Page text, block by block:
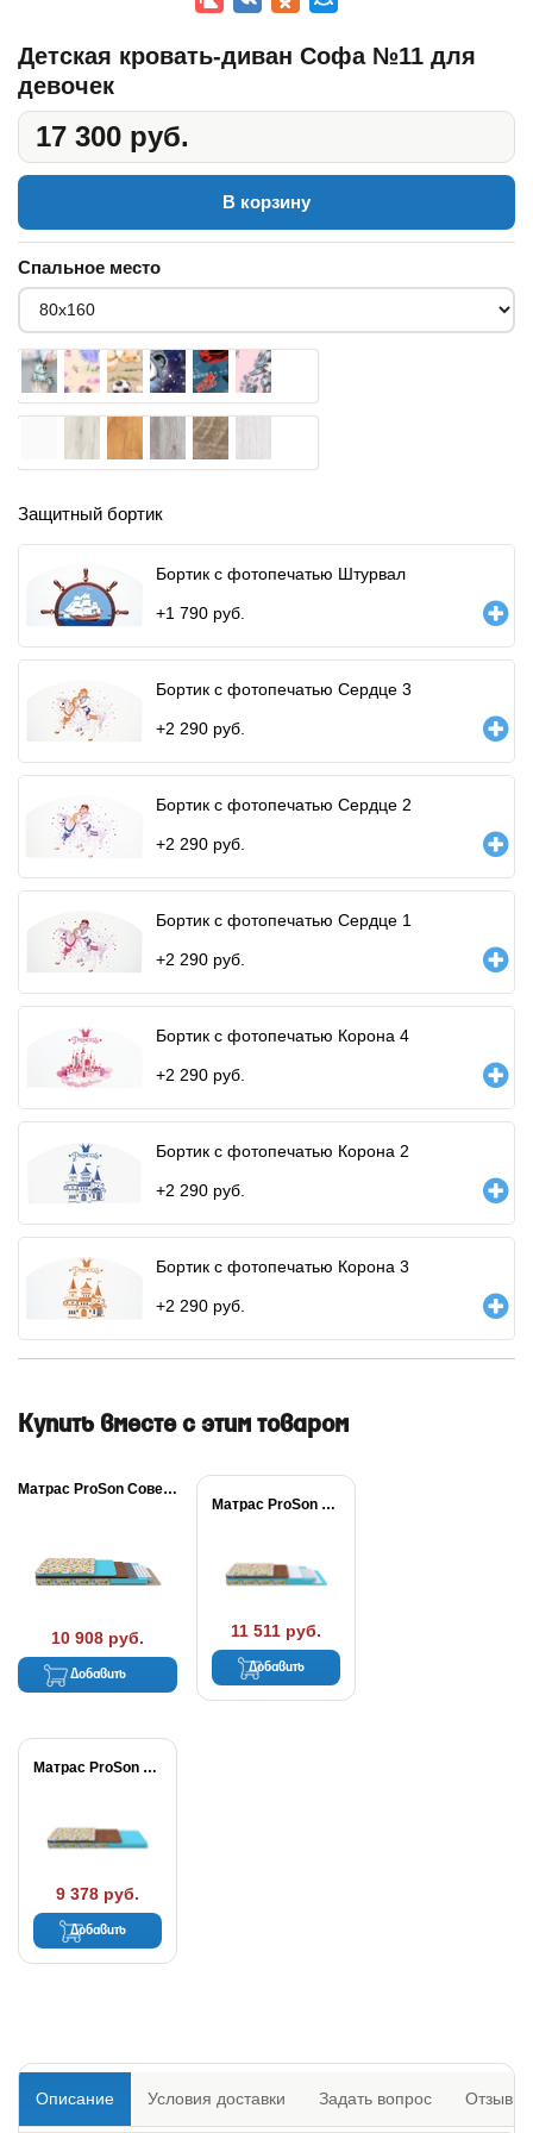
Детская кровать-диван Софа №11 для
девочек
17 300 руб.
В корзину
Спальное место
Защитный бортик
Бортик с фотопечатью Штурвал
+1 790 руб.
Бортик с фотопечатью Сердце 3
+2 290 руб.
Бортик с фотопечатью Сердце 2
+2 290 руб.
Бортик с фотопечатью Сердце 1
+2 290 руб.
Бортик с фотопечатью Корона 4
+2 290 руб.
Бортик с фотопечатью Корона 2
+2 290 руб.
Бортик с фотопечатью Корона 3
+2 290 руб.
Купить вместе с этим товаром
Матрас ProSon Совенок
10 908 руб.
Добавить
Матрас ProSon Медвежонок
11 511 руб.
Добавить
Матрас ProSon Тигренок
9 378 руб.
Добавить
Описание Условия доставки Задать вопрос Отзывы